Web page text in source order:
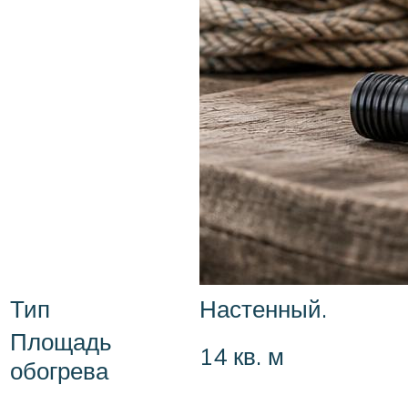
Тип
Настенный.
Площадь
обогрева
14 кв. м